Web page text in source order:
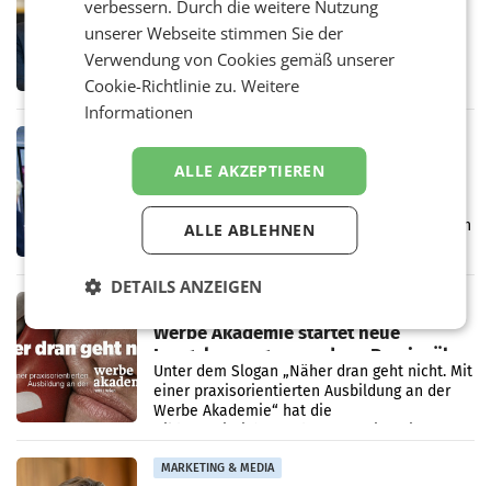
Stocker mit höchster Medienpräsenz
im Juli
Das APA-Comm-Politik-Ranking untersucht
monatlich die Berichterstattung von zwölf
österreichischen Tageszeitungen und
analysiert, welche Politikerinnen und
Prozess zu Warner-Übernahme erst
LOS ANGELES Die geplante Übernahme des
Hollywood-Urgesteins Warner Brothers durch
den Rivalen Paramount wird noch lange in
den Prozess zu
Werbe Akademie startet neue
Imagekampagne rund um Praxisnähe
Unter dem Slogan „Näher dran geht nicht. Mit
einer praxisorientierten Ausbildung an der
Werbe Akademie“ hat die
MARKETING & MEDIA
verbessern. Durch die weitere Nutzung
unserer Webseite stimmen Sie der
Verwendung von Cookies gemäß unserer
Cookie-Richtlinie zu.Weitere
Informationen
ALLE AKZEPTIEREN
ALLE ABLEHNEN
DETAILS ANZEIGEN